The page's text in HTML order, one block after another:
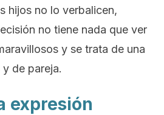
hijos no lo verbalicen,
no tiene nada que ver
y se trata de una
de pareja.
expresión